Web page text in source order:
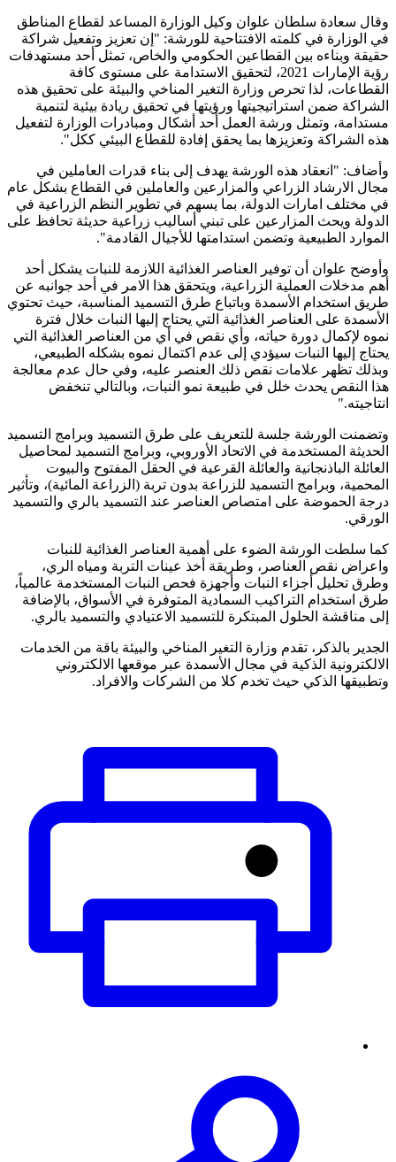
وقال سعادة سلطان علوان وكيل الوزارة المساعد لقطاع المناطق
في الوزارة في كلمته الافتتاحية للورشة: "إن تعزيز وتفعيل شراكة
حقيقة وبناءه بين القطاعين الحكومي والخاص، تمثل أحد مستهدفات
رؤية الإمارات 2021، لتحقيق الاستدامة على مستوى كافة
القطاعات، لذا تحرص وزارة التغير المناخي والبيئة على تحقيق هذه
الشراكة ضمن استراتيجيتها ورؤيتها في تحقيق ريادة بيئية لتنمية
مستدامة، وتمثل ورشة العمل أحد أشكال ومبادرات الوزارة لتفعيل
هذه الشراكة وتعزيزها بما يحقق إفادة للقطاع البيئي ككل".
وأضاف: "انعقاد هذه الورشة يهدف إلى بناء قدرات العاملين في
مجال الارشاد الزراعي والمزارعين والعاملين في القطاع بشكل عام
في مختلف امارات الدولة، بما يسهم في تطوير النظم الزراعية في
الدولة ويحث المزارعين على تبني أساليب زراعية حديثة تحافظ على
الموارد الطبيعية وتضمن استدامتها للأجيال القادمة".
وأوضح علوان أن توفير العناصر الغذائية اللازمة للنبات يشكل أحد
أهم مدخلات العملية الزراعية، ويتحقق هذا الامر في أحد جوانبه عن
طريق استخدام الأسمدة وباتباع طرق التسميد المناسبة، حيث تحتوي
الأسمدة على العناصر الغذائية التي يحتاج إليها النبات خلال فترة
نموه لإكمال دورة حياته، وأي نقص في أي من العناصر الغذائية التي
يحتاج إليها النبات سيؤدي إلى عدم اكتمال نموه بشكله الطبيعي،
وبذلك تظهر علامات نقص ذلك العنصر عليه، وفي حال عدم معالجة
هذا النقص يحدث خلل في طبيعة نمو النبات، وبالتالي تنخفض
انتاجيته."
وتضمنت الورشة جلسة للتعريف على طرق التسميد وبرامج التسميد
الحديثة المستخدمة في الاتحاد الأوروبي، وبرامج التسميد لمحاصيل
العائلة الباذنجانية والعائلة القرعية في الحقل المفتوح والبيوت
المحمية، وبرامج التسميد للزراعة بدون تربة (الزراعة المائية)، وتأثير
درجة الحموضة على امتصاص العناصر عند التسميد بالري والتسميد
الورقي.
كما سلطت الورشة الضوء على أهمية العناصر الغذائية للنبات
واعراض نقص العناصر، وطريقة أخذ عينات التربة ومياه الري،
وطرق تحليل أجزاء النبات وأجهزة فحص النبات المستخدمة عالمياً،
طرق استخدام التراكيب السمادية المتوفرة في الأسواق، بالإضافة
إلى مناقشة الحلول المبتكرة للتسميد الاعتيادي والتسميد بالري.
الجدير بالذكر، تقدم وزارة التغير المناخي والبيئة باقة من الخدمات
الالكترونية الذكية في مجال الأسمدة عبر موقعها الالكتروني
وتطبيقها الذكي حيث تخدم كلا من الشركات والافراد.